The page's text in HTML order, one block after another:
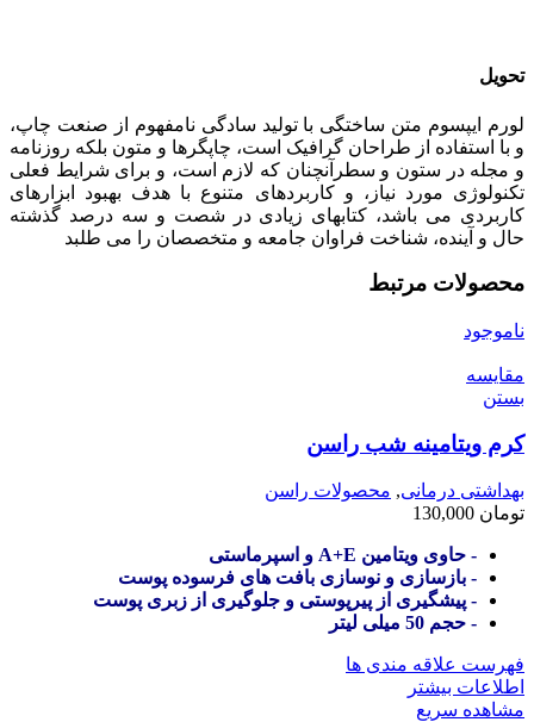
تحویل
لورم ایپسوم متن ساختگی با تولید سادگی نامفهوم از صنعت چاپ،
و با استفاده از طراحان گرافیک است، چاپگرها و متون بلکه روزنامه
و مجله در ستون و سطرآنچنان که لازم است، و برای شرایط فعلی
تکنولوژی مورد نیاز، و کاربردهای متنوع با هدف بهبود ابزارهای
کاربردی می باشد، کتابهای زیادی در شصت و سه درصد گذشته
حال و آینده، شناخت فراوان جامعه و متخصصان را می طلبد
محصولات مرتبط
ناموجود
مقایسه
بستن
کرم ویتامینه شب راسن
بهداشتی درمانی, محصولات راسن
تومان
- حاوی ویتامین A+E و اسپرماستی
- بازسازی و نوسازی بافت های فرسوده پوست
- پیشگیری از پیرپوستی و جلوگیری از زبری پوست
- حجم 50 میلی لیتر
فهرست علاقه مندی ها
اطلاعات بیشتر
مشاهده سریع